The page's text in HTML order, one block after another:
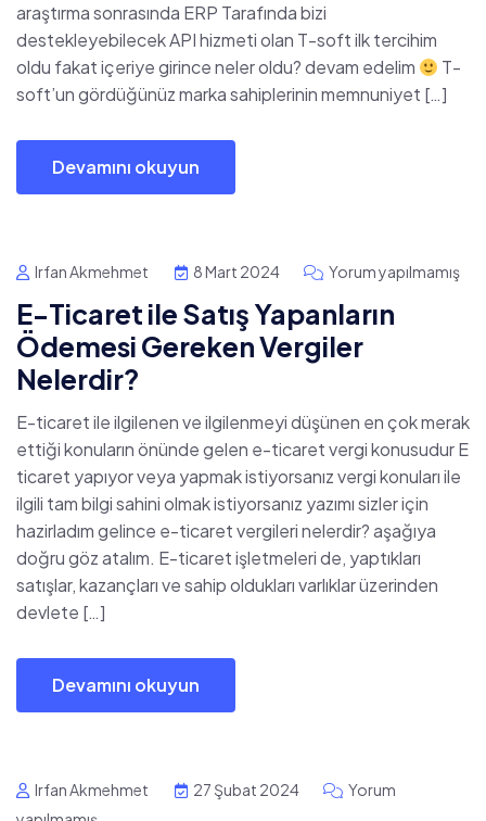
araştırma sonrasında ERP Tarafında bizi
destekleyebilecek API hizmeti olan T-soft ilk tercihim
oldu fakat içeriye girince neler oldu? devam edelim
T-
soft’un gördüğünüz marka sahiplerinin memnuniyet […]
Devamını okuyun
Irfan Akmehmet 8 Mart 2024 Yorum yapılmamış
E-Ticaret ile Satış Yapanların
Ödemesi Gereken Vergiler
Nelerdir?
E-ticaret ile ilgilenen ve ilgilenmeyi düşünen en çok merak
ettiği konuların önünde gelen e-ticaret vergi konusudur E
ticaret yapıyor veya yapmak istiyorsanız vergi konuları ile
ilgili tam bilgi sahini olmak istiyorsanız yazımı sizler için
hazirladım gelince e-ticaret vergileri nelerdir? aşağıya
doğru göz atalım. E-ticaret işletmeleri de, yaptıkları
satışlar, kazançları ve sahip oldukları varlıklar üzerinden
devlete […]
Devamını okuyun
Irfan Akmehmet 27 Şubat 2024
Yorum